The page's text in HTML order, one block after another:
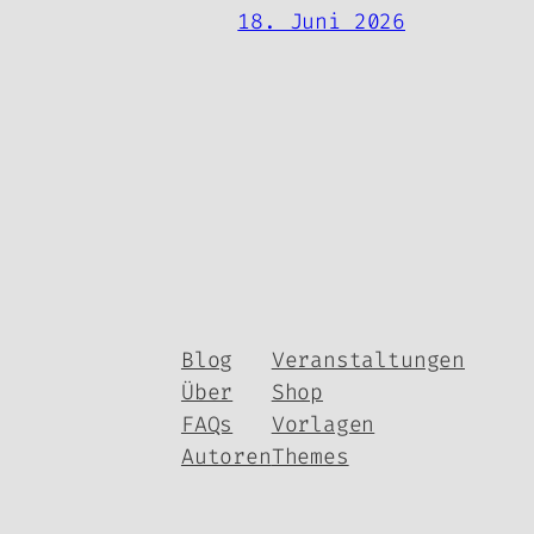
18. Juni 2026
Blog
Über
FAQs
Autoren
Veranstaltungen
Shop
Vorlagen
Themes